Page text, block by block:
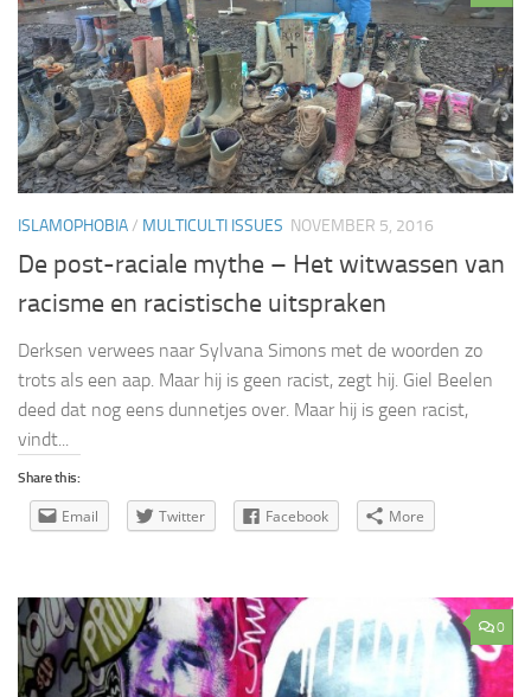
ISLAMOPHOBIA/ MULTICULTI ISSUES NOVEMBER 5, 2016
De post-raciale mythe – Het witwassen van
racisme en racistische uitspraken
Derksen verwees naar Sylvana Simons met de woorden zo
trots als een aap. Maar hij is geen racist, zegt hij. Giel Beelen
deed dat nog eens dunnetjes over. Maar hij is geen racist,
vindt...
Share this:
Email Twitter Facebook More
0